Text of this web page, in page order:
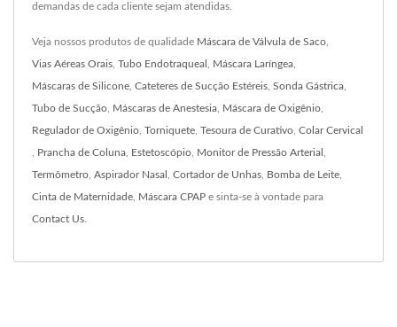
demandas de cada cliente sejam atendidas.
Veja nossos produtos de qualidade Máscara de Válvula de Saco
Vias Aéreas Orais Tubo Endotraqueal Máscara Laríngea
Máscaras de Silicone Cateteres de Sucção Estéreis Sonda Gástrica
Tubo de Sucção Máscaras de Anestesia Máscara de Oxigênio
Regulador de Oxigênio Torniquete Tesoura de Curativo Colar Cervical
Prancha de Coluna Estetoscópio Monitor de Pressão Arterial
Termômetro Aspirador Nasal Cortador de Unhas Bomba de Leite
Cinta de Maternidade Máscara CPAP e sinta-se à vontade para
Contact Us